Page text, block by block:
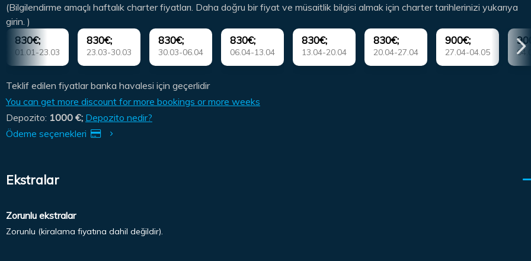
(Bilgilendirme amaçlı haftalık charter fiyatları. Daha doğru bir fiyat ve müsaitlik bilgisi almak için charter tarihlerinizi yukarıya
girin. )
830€;
01.01-23.03
830€;
23.03-30.03
830€;
30.03-06.04
830€;
06.04-13.04
830€;
13.04-20.04
830€;
20.04-27.04
900€;
27.04-04.05
Teklif edilen fiyatlar banka havalesi için geçerlidir
You can get more discount for more bookings or more weeks
Depozito: 1000 €; Depozito nedir?
Ödeme seçenekleri
Ekstralar
Zorunlu ekstralar
Zorunlu (kiralama fiyatına dahil değildir).